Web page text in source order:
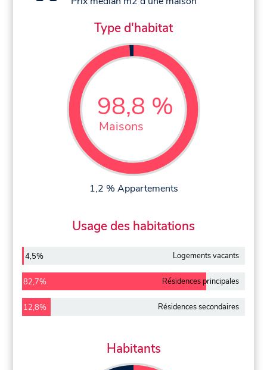
Type d'habitat
98,8 %
Maisons
1,2 % Appartements
Usage des habitations
4,5% Logements vacants
82,7% Résidences principales
12,8% Résidences secondaires
Habitants